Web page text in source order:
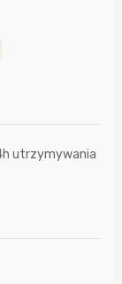
utrzymywania